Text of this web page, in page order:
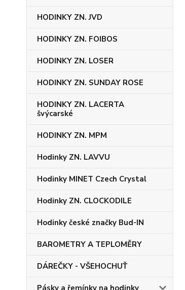
HODINKY ZN. JVD
HODINKY ZN. FOIBOS
HODINKY ZN. LOSER
HODINKY ZN. SUNDAY ROSE
HODINKY ZN. LACERTA
švýcarské
HODINKY ZN. MPM
Hodinky ZN. LAVVU
Hodinky MINET Czech Crystal
Hodinky ZN. CLOCKODILE
Hodinky české značky Bud-IN
BAROMETRY A TEPLOMĚRY
DÁREČKY - VŠEHOCHUŤ
Pásky a řemínky na hodinky